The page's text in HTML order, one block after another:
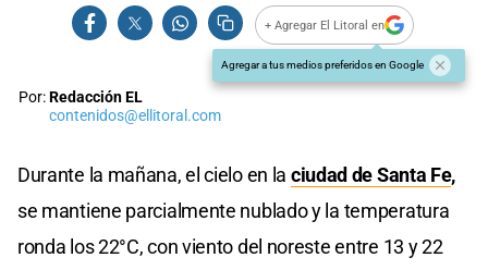
+ Agregar El Litoral en
Agregar a tus medios preferidos en Google
Por:Redacción EL
contenidos@ellitoral.com
Durante la mañana, el cielo en la ciudad de Santa Fe,
se mantiene parcialmente nublado y la temperatura
ronda los 22°C, con viento del noreste entre 13 y 22